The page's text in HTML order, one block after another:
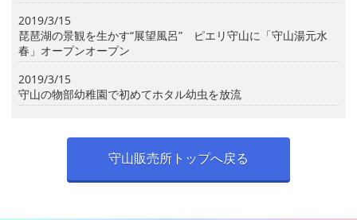
2019/3/15
琵琶湖の景観を生かす“展望風呂” ピエリ守山に「守山湯元水
春」オープンオープン
2019/3/15
守山の物部幼稚園で初めてホタル幼虫を放流
守山販売所トップへ戻る